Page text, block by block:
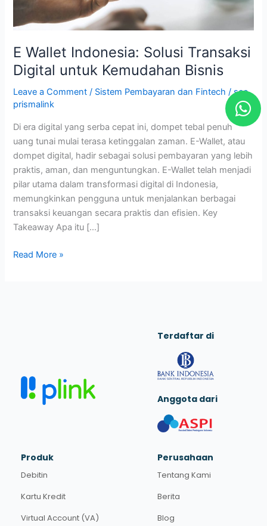
E Wallet Indonesia: Solusi Transaksi
Digital untuk Kemudahan Bisnis
Leave a Comment / Sistem Pembayaran dan Fintech /seo
prismalink
Di era digital yang serba cepat ini, dompet tebal penuh
uang tunai mulai terasa ketinggalan zaman. E-Wallet, atau
dompet digital, hadir sebagai solusi pembayaran yang lebih
praktis, aman, dan menguntungkan. E-Wallet telah menjadi
pilar utama dalam transformasi digital di Indonesia,
memungkinkan pengguna untuk menjalankan berbagai
transaksi keuangan secara praktis dan efisien. Key
Takeaway Apa itu […]
Read More »
W
h
a
t
s
Terdaftar di
Anggota dari
Produk
Debitin
Kartu Kredit
Virtual Account (VA)
Perusahaan
Tentang Kami
Berita
Blog